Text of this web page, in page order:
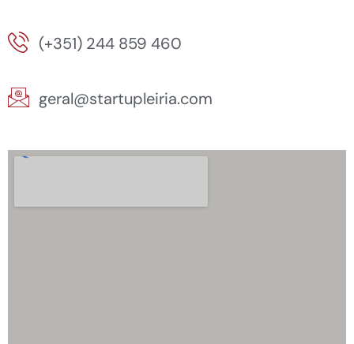
(+351) 244 859 460
geral@startupleiria.com